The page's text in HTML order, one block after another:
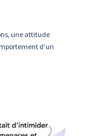
une attitude
d’un